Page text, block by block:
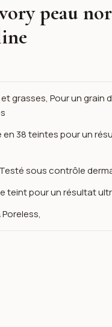
peau
grasses, Pour un grain
38 teintes pour un
sous contrôle
teint pour un résultat